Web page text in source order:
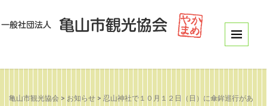
亀山市観光協会 > お知らせ > 忍山神社で１０月１２日（日）に傘鉾巡行があ